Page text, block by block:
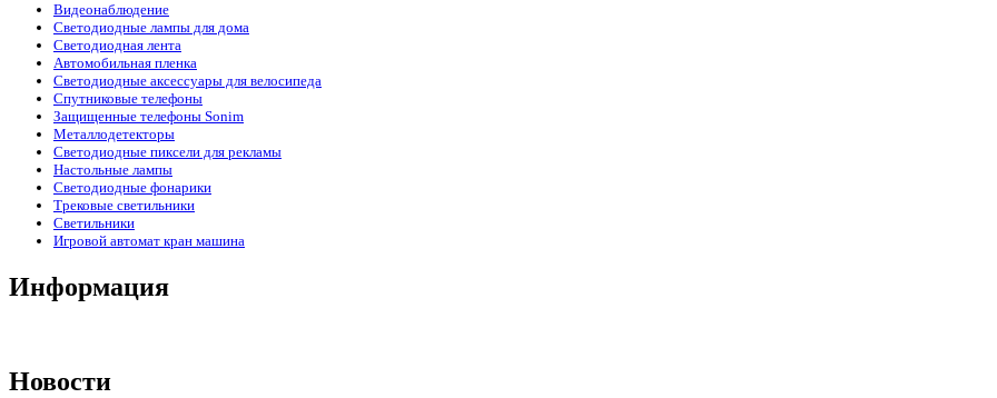
Видеонаблюдение
Светодиодные лампы для дома
Светодиодная лента
Автомобильная пленка
Светодиодные аксессуары для велосипеда
Спутниковые телефоны
Защищенные телефоны Sonim
Металлодетекторы
Светодиодные пиксели для рекламы
Настольные лампы
Светодиодные фонарики
Трековые светильники
Светильники
Игровой автомат кран машина
Информация
Новости